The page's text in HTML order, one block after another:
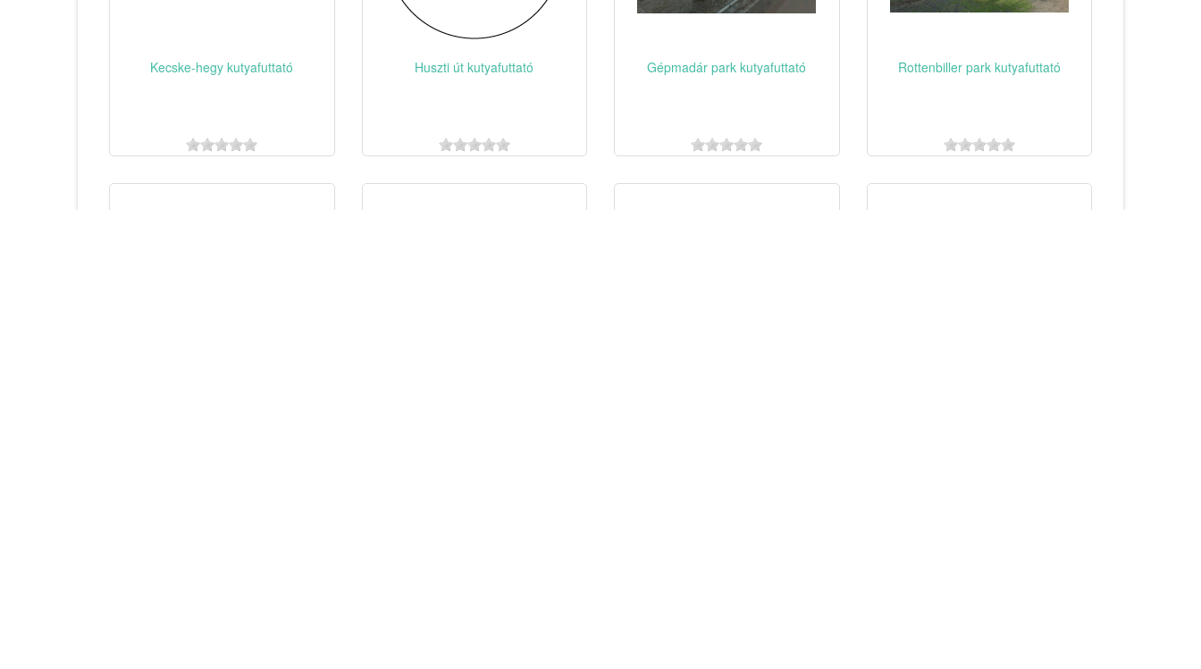
Kecske-hegy kutyafuttató Huszti út kutyafuttató Gépmadár park kutyafuttató Rottenbiller park kutyafuttató